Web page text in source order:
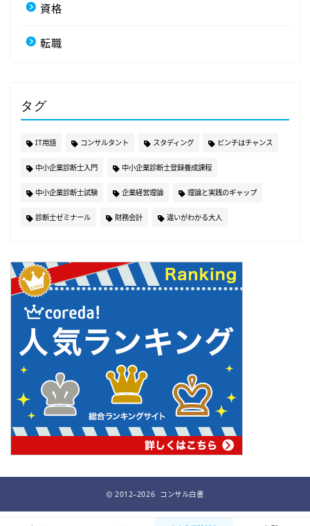
資格
転職
タグ
IT用語 コンサルタント スタディング ピンチはチャンス
中小企業診断士入門 中小企業診断士登録養成課程
中小企業診断士試験 企業経営理論 理論と実践のギャップ
診断士ゼミナール 財務会計 違いがわかる大人
2012–2026 コンサル白書